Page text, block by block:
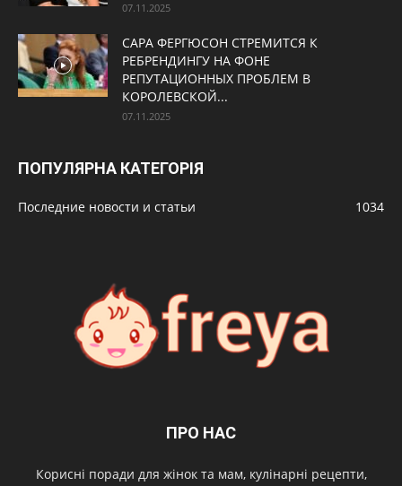
07.11.2025
САРА ФЕРГЮСОН СТРЕМИТСЯ К
РЕБРЕНДИНГУ НА ФОНЕ
РЕПУТАЦИОННЫХ ПРОБЛЕМ В
КОРОЛЕВСКОЙ...
07.11.2025
ПОПУЛЯРНА КАТЕГОРІЯ
Последние новости и статьи 1034
ПРО НАС
Корисні поради для жінок та мам, кулінарні рецепти,